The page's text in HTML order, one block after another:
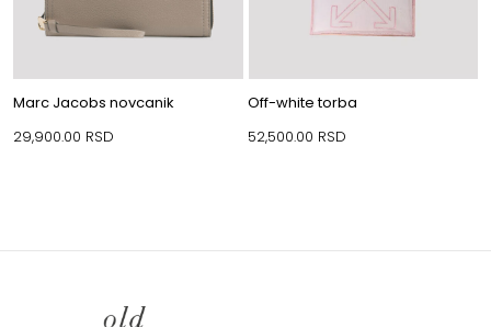
Marc Jacobs novcanik
29,900.00 RSD
Off-white torba
52,500.00 RSD